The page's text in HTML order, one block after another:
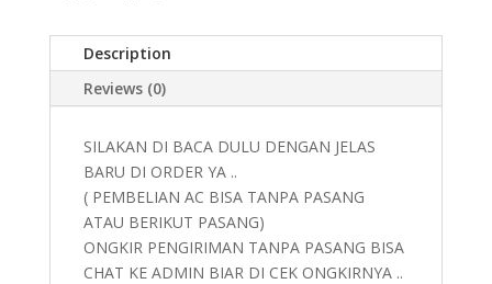
Description
Reviews (0)
SILAKAN DI BACA DULU DENGAN JELAS
BARU DI ORDER YA ..
( PEMBELIAN AC BISA TANPA PASANG
ATAU BERIKUT PASANG)
ONGKIR PENGIRIMAN TANPA PASANG BISA
CHAT KE ADMIN BIAR DI CEK ONGKIRNYA ..